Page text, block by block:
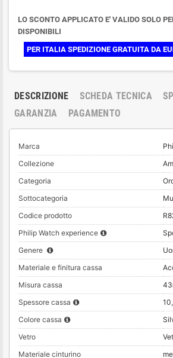
LO SCONTO APPLICATO E' VALIDO SOLO
DISPONIBILI
PER ITALIA SPEDIZIONE GRATUITA DA
DESCRIZIONE SCHEDA TECNICA
GARANZIA
PAGAMENTO
Marca
Collezione
Categoria
Sottocategoria
Codice prodotto
Philip Watch experience
Genere
Materiale e finitura cassa
Misura cassa
Spessore cassa
Colore cassa
Vetro
Materiale cinturino